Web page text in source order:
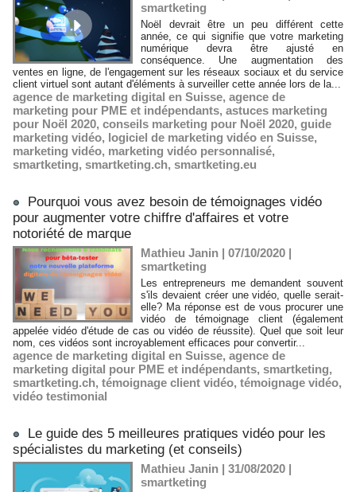
smartketing
Noël devrait être un peu différent cette
année, ce qui signifie que votre marketing
numérique devra être ajusté en
conséquence. Une augmentation des
ventes en ligne, de l'engagement sur les réseaux sociaux et du service
client virtuel sont autant d'éléments à surveiller cette année lors de la...
agence de marketing digital en Suisse, agence de
marketing pour PME et indépendants, astuces marketing
pour Noël 2020, conseils marketing pour Noël 2020, guide
marketing vidéo, logiciel de marketing vidéo en Suisse,
marketing vidéo, marketing vidéo personnalisé,
smartketing, smartketing.ch, smartketing.eu
Pourquoi vous avez besoin de témoignages vidéo
pour augmenter votre chiffre d'affaires et votre
notoriété de marque
Mathieu Janin | 07/10/2020 |
smartketing
Les entrepreneurs me demandent souvent
s'ils devaient créer une vidéo, quelle serait-
elle? Ma réponse est de vous procurer une
vidéo de témoignage client (également
appelée vidéo d'étude de cas ou vidéo de réussite). Quel que soit leur
nom, ces vidéos sont incroyablement efficaces pour convertir...
agence de marketing digital en Suisse, agence de
marketing digital pour PME et indépendants, smartketing,
smartketing.ch, témoignage client vidéo, témoignage vidéo,
vidéo testimonial
Le guide des 5 meilleures pratiques vidéo pour les
spécialistes du marketing (et conseils)
Mathieu Janin | 31/08/2020 |
smartketing